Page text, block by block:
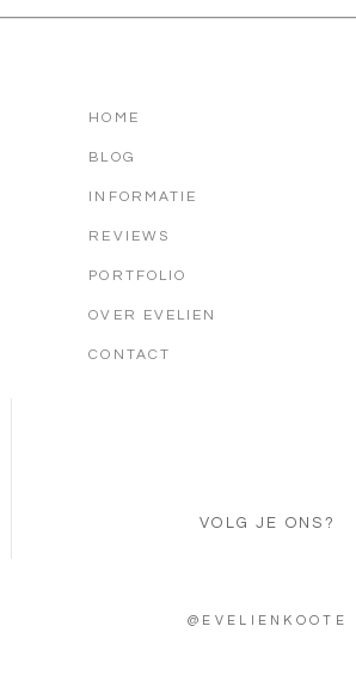
HOME
BLOG
INFORMATIE
REVIEWS
PORTFOLIO
OVER EVELIEN
CONTACT
VOLG JE ONS?
@EVELIENKOOTE